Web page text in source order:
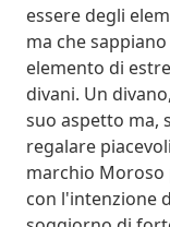
essere degli
ma che
elemento di
divani. Un
suo aspetto ma,
regalare
marchio Moroso
con l'intenzione